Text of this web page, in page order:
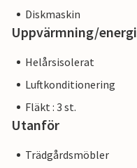
Diskmaskin
Uppvärmning/energi
Helårsisolerat
Luftkonditionering
Fläkt : 3 st.
Utanför
Trädgårdsmöbler